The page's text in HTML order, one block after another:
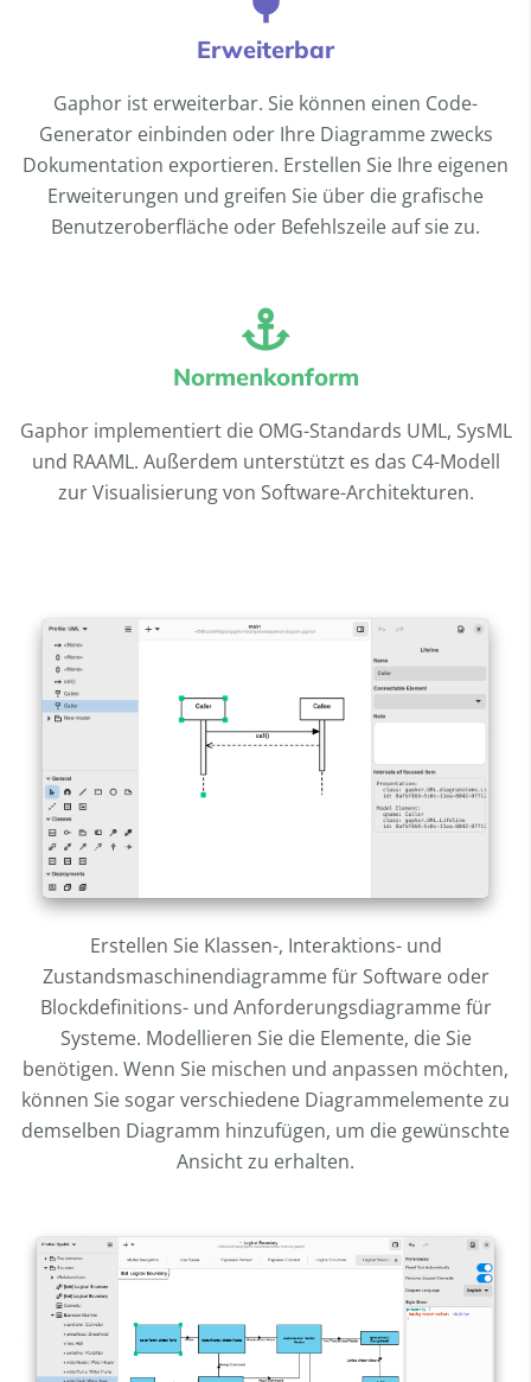
Erweiterbar
Gaphor ist erweiterbar. Sie können einen Code-
Generator einbinden oder Ihre Diagramme zwecks
Dokumentation exportieren. Erstellen Sie Ihre eigenen
Erweiterungen und greifen Sie über die grafische
Benutzeroberfläche oder Befehlszeile auf sie zu.
Normenkonform
Gaphor implementiert die OMG-Standards UML, SysML
und RAAML. Außerdem unterstützt es das C4-Modell
zur Visualisierung von Software-Architekturen.
Erstellen Sie Klassen-, Interaktions- und
Zustandsmaschinendiagramme für Software oder
Blockdefinitions- und Anforderungsdiagramme für
Systeme. Modellieren Sie die Elemente, die Sie
benötigen. Wenn Sie mischen und anpassen möchten,
können Sie sogar verschiedene Diagrammelemente zu
demselben Diagramm hinzufügen, um die gewünschte
Ansicht zu erhalten.